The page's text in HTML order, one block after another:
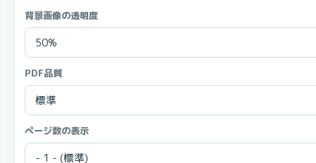
背景画像の透明度
PDF品質
ページ数の表示